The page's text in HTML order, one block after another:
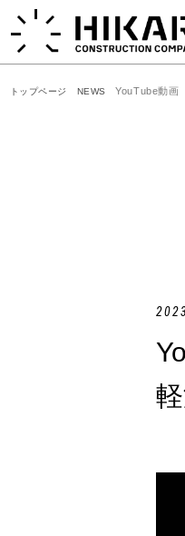
トップページ NEWS YouTube動画